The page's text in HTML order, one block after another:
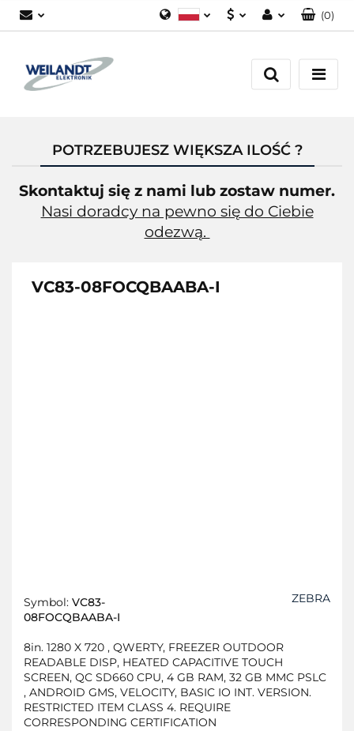
Załóż konto
(0)
POTRZEBUJESZ WIĘKSZA ILOŚĆ ?
Skontaktuj się z nami lub zostaw numer.
Nasi doradcy na pewno się do Ciebie
odezwą.
VC83-08FOCQBAABA-I
Symbol: VC83-
08FOCQBAABA-I
ZEBRA
8in. 1280 X 720 , QWERTY, FREEZER OUTDOOR
READABLE DISP, HEATED CAPACITIVE TOUCH
SCREEN, QC SD660 CPU, 4 GB RAM, 32 GB MMC PSLC
, ANDROID GMS, VELOCITY, BASIC IO INT. VERSION.
RESTRICTED ITEM CLASS 4. REQUIRE
CORRESPONDING CERTIFICATION